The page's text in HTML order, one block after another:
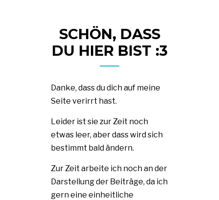
SCHÖN, DASS
DU HIER BIST :3
Danke, dass du dich auf meine
Seite verirrt hast.
Leider ist sie zur Zeit noch
etwas leer, aber dass wird sich
bestimmt bald ändern.
Zur Zeit arbeite ich noch an der
Darstellung der Beiträge, da ich
gern eine einheitliche